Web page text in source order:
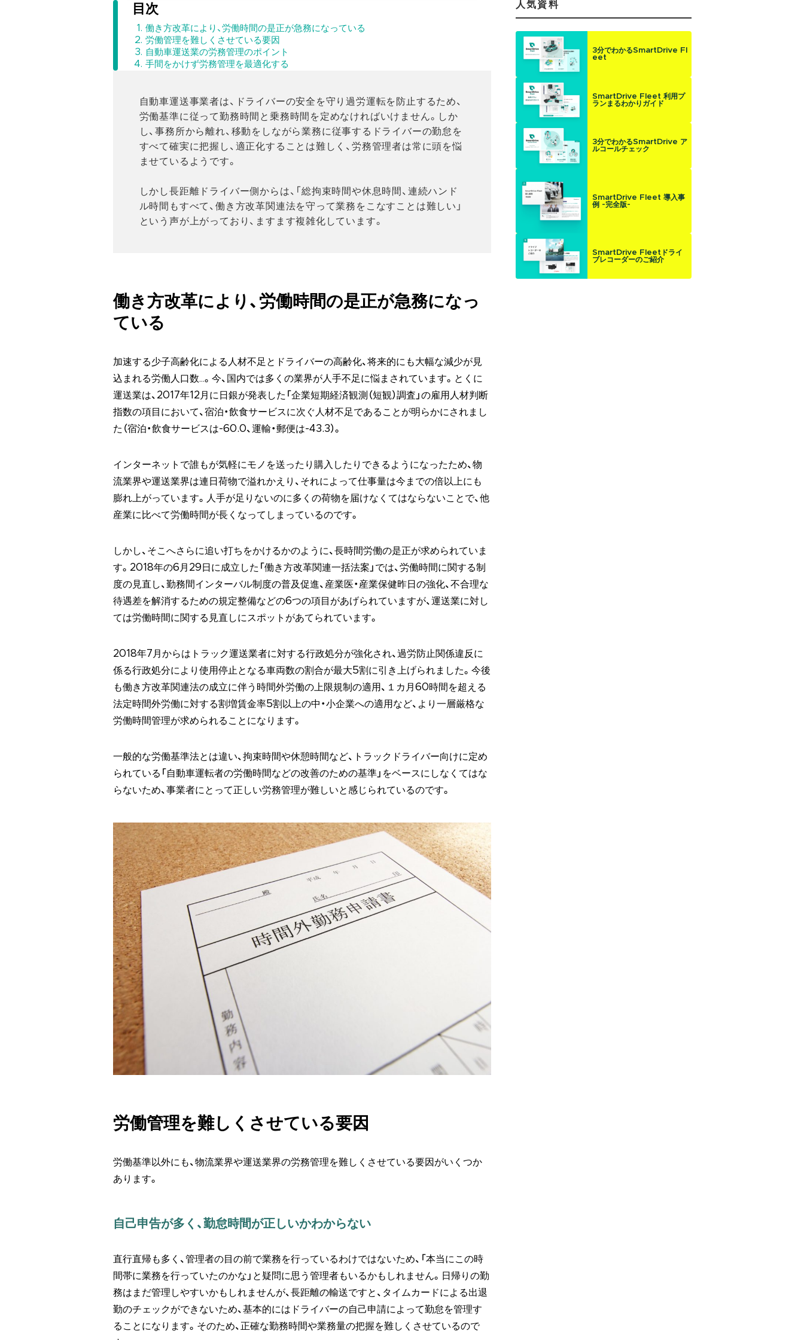
目次
働き方改革により、労働時間の是正が急務になっている
労働管理を難しくさせている要因
自動車運送業の労務管理のポイント
手間をかけず労務管理を最適化する
自動車運送事業者は、ドライバーの安全を守り過労運転を防止するため、
労働基準に従って勤務時間と乗務時間を定めなければいけません。しか
し、事務所から離れ、移動をしながら業務に従事するドライバーの勤怠を
すべて確実に把握し、適正化することは難しく、労務管理者は常に頭を悩
ませているようです。
しかし長距離ドライバー側からは、「総拘束時間や休息時間、連続ハンド
ル時間もすべて、働き方改革関連法を守って業務をこなすことは難しい」
という声が上がっており、ますます複雑化しています。
働き方改革により、労働時間の是正が急務になっ
ている
加速する少子高齢化による人材不足とドライバーの高齢化、将来的にも大幅な減少が見
込まれる労働人口数…。今、国内では多くの業界が人手不足に悩まされています。とくに
運送業は、2017年12月に日銀が発表した「企業短期経済観測（短観）調査」の雇用人材判断
指数の項目において、宿泊・飲食サービスに次ぐ人材不足であることが明らかにされまし
た（宿泊・飲食サービスは-60.0、運輸・郵便は-43.3）。
インターネットで誰もが気軽にモノを送ったり購入したりできるようになったため、物
流業界や運送業界は連日荷物で溢れかえり、それによって仕事量は今までの倍以上にも
膨れ上がっています。人手が足りないのに多くの荷物を届けなくてはならないことで、他
産業に比べて労働時間が長くなってしまっているのです。
しかし、そこへさらに追い打ちをかけるかのように、長時間労働の是正が求められていま
す。2018年の6月29日に成立した「働き方改革関連一括法案」では、労働時間に関する制
度の見直し、勤務間インターバル制度の普及促進、産業医・産業保健昨日の強化、不合理な
待遇差を解消するための規定整備などの6つの項目があげられていますが、運送業に対し
ては労働時間に関する見直しにスポットがあてられています。
2018年7月からはトラック運送業者に対する行政処分が強化され、過労防止関係違反に
係る行政処分により使用停止となる車両数の割合が最大5割に引き上げられました。今後
も働き方改革関連法の成立に伴う時間外労働の上限規制の適用、１カ月60時間を超える
法定時間外労働に対する割増賃金率5割以上の中・小企業への適用など、より一層厳格な
労働時間管理が求められることになります。
一般的な労働基準法とは違い、拘束時間や休憩時間など、トラックドライバー向けに定め
られている「自動車運転者の労働時間などの改善のための基準」をベースにしなくてはな
らないため、事業者にとって正しい労務管理が難しいと感じられているのです。
労働管理を難しくさせている要因
労働基準以外にも、物流業界や運送業界の労務管理を難しくさせている要因がいくつか
あります。
自己申告が多く、勤怠時間が正しいかわからない
直行直帰も多く、管理者の目の前で業務を行っているわけではないため、「本当にこの時
間帯に業務を行っていたのかな」と疑問に思う管理者もいるかもしれません。日帰りの勤
務はまだ管理しやすいかもしれませんが、長距離の輸送ですと、タイムカードによる出退
勤のチェックができないため、基本的にはドライバーの自己申請によって勤怠を管理す
ることになります。そのため、正確な勤務時間や業務量の把握を難しくさせているので
人気資料
3分でわかるSmartDrive Fl
eet
SmartDrive Fleet 利用プ
ランまるわかりガイド
3分でわかるSmartDrive ア
ルコールチェック
SmartDrive Fleet 導入事
例 -完全版-
SmartDrive Fleetドライ
ブレコーダーのご紹介